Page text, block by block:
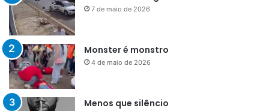
7 de maio de 2026
Monster é monstro
4 de maio de 2026
Menos que silêncio